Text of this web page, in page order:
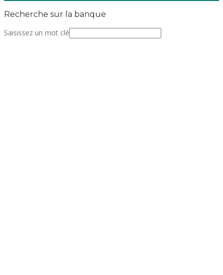
Recherche sur la banque
Saisissez un mot clé